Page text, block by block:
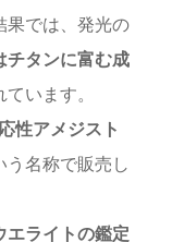
果では、発光の
チタンに富む成
います。
性アメジスト
う名称で販売し
エライトの鑑定